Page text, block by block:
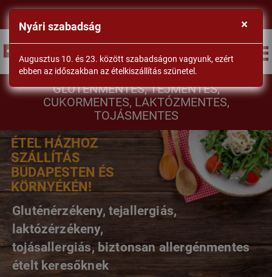
DrSéf
GLUTÉNMENTES, TEJMENTES,
CUKORMENTES, LAKTÓZMENTES,
TOJÁSMENTES
ÉTEL HÁZHOZ
SZÁLLÍTÁS
BUDAPESTEN ÉS
KÖRNYÉKÉN!
Gluténérzékeny, tejallergiás,
laktózérzékeny,
tojásallergiás, biztonsan allergénmentes
ételt keresőknek
×
Nyári szabadság
Augusztus 10. és 23. között szabadságon vagyunk, ezért
ebben az időszakban az ételkiszállítás szünetel.